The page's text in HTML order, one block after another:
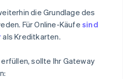
die Grundlage des
Für Online-Käufesind
als Kreditkarten.
sollte Ihr Gateway